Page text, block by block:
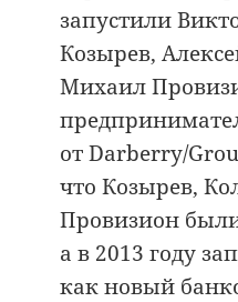
запустили
Козырев,
Михаил
от Darberry/
что Козырев,
Провизион
а в 2013 году
как новый